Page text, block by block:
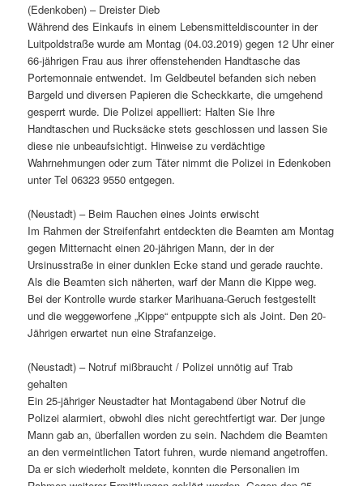
(Edenkoben) – Dreister Dieb
Während des Einkaufs in einem Lebensmitteldiscounter in der
Luitpoldstraße wurde am Montag (04.03.2019) gegen 12 Uhr einer
66-jährigen Frau aus ihrer offenstehenden Handtasche das
Portemonnaie entwendet. Im Geldbeutel befanden sich neben
Bargeld und diversen Papieren die Scheckkarte, die umgehend
gesperrt wurde. Die Polizei appelliert: Halten Sie Ihre
Handtaschen und Rucksäcke stets geschlossen und lassen Sie
diese nie unbeaufsichtigt. Hinweise zu verdächtige
Wahrnehmungen oder zum Täter nimmt die Polizei in Edenkoben
unter Tel 06323 9550 entgegen.
(Neustadt) – Beim Rauchen eines Joints erwischt
Im Rahmen der Streifenfahrt entdeckten die Beamten am Montag
gegen Mitternacht einen 20-jährigen Mann, der in der
Ursinusstraße in einer dunklen Ecke stand und gerade rauchte.
Als die Beamten sich näherten, warf der Mann die Kippe weg.
Bei der Kontrolle wurde starker Marihuana-Geruch festgestellt
und die weggeworfene „Kippe“ entpuppte sich als Joint. Den 20-
Jährigen erwartet nun eine Strafanzeige.
(Neustadt) – Notruf mißbraucht / Polizei unnötig auf Trab
gehalten
Ein 25-jähriger Neustadter hat Montagabend über Notruf die
Polizei alarmiert, obwohl dies nicht gerechtfertigt war. Der junge
Mann gab an, überfallen worden zu sein. Nachdem die Beamten
an den vermeintlichen Tatort fuhren, wurde niemand angetroffen.
Da er sich wiederholt meldete, konnten die Personalien im